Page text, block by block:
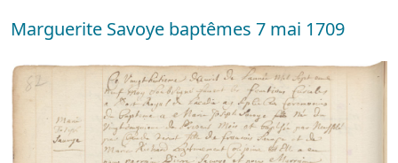
Marguerite Savoye baptêmes 7 mai 1709